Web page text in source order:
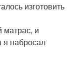
изготовить
матрас, и
я набросал